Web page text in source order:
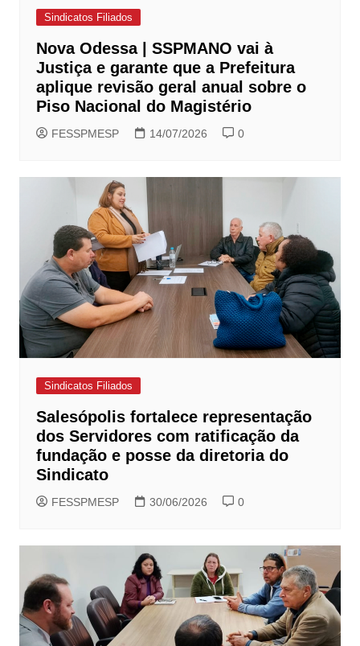
Sindicatos Filiados
Nova Odessa | SSPMANO vai à
Justiça e garante que a Prefeitura
aplique revisão geral anual sobre o
Piso Nacional do Magistério
FESSPMESP 14/07/2026 0
Sindicatos Filiados
Salesópolis fortalece representação
dos Servidores com ratificação da
fundação e posse da diretoria do
Sindicato
FESSPMESP 30/06/2026 0